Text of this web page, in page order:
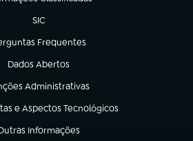
SIC
(abre em nova aba)
Frequentes
em nova aba)
Dados Abertos
(abre em nova aba)
Administrativas
em nova aba)
e Aspectos Tecnológicos
aba)
Informações
em nova aba)